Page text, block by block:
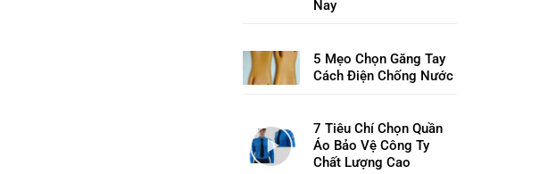
Nay
5 Mẹo Chọn Găng Tay
Cách Điện Chống Nước
7 Tiêu Chí Chọn Quần
Áo Bảo Vệ Công Ty
Chất Lượng Cao